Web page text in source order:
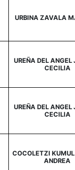
URBINA ZAVALA
UREÑA DEL ANGEL
CECILIA
UREÑA DEL ANGEL
CECILIA
COCOLETZI
ANDREA